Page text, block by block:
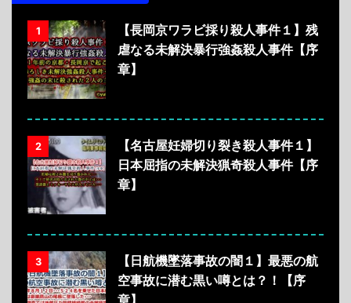
1
【長岡京ワラビ採り殺人事件１】残
虐なる未解決暴行強姦殺人事件【序
章】
2
【名古屋妊婦切り裂き殺人事件１】
日本屈指の未解決猟奇殺人事件【序
章】
3
【日航機墜落事故の闇１】最悪の航
空事故に潜む黒い噂とは？！【序
章】